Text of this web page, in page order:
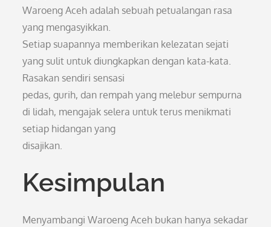
Waroeng Aceh adalah sebuah petualangan rasa
yang mengasyikkan.
Setiap suapannya memberikan kelezatan sejati
yang sulit untuk diungkapkan dengan kata-kata.
Rasakan sendiri sensasi
pedas, gurih, dan rempah yang melebur sempurna
di lidah, mengajak selera untuk terus menikmati
setiap hidangan yang
disajikan.
Kesimpulan
Menyambangi Waroeng Aceh bukan hanya sekadar